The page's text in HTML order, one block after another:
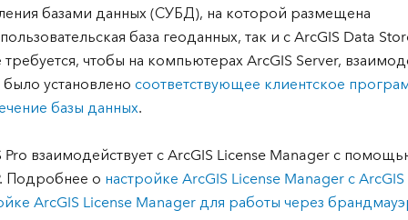
базами данных (СУБД), на которой размещена
база геоданных, так и с ArcGIS Data
требуется, чтобы на компьютерах ArcGIS Server,
установлено соответствующее клиентское
базы данных.
Pro взаимодействует с ArcGIS License Manager с
Подробнее о настройке ArcGIS License Manager с
ArcGIS License Manager для работы через